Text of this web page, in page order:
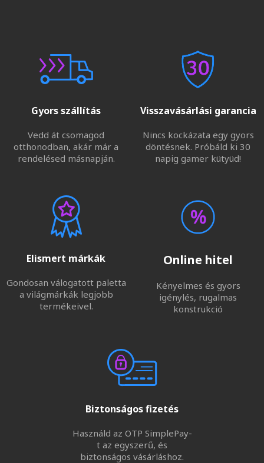
Gyors szállítás
Vedd át csomagod
otthonodban, akár már a
rendelésed másnapján.
Visszavásárlási garancia
Nincs kockázata egy gyors
döntésnek. Próbáld ki 30
napig gamer kütyüd!
Elismert márkák
Gondosan válogatott paletta
a világmárkák legjobb
termékeivel.
Online hitel
Kényelmes és gyors
igénylés, rugalmas
konstrukció
Biztonságos fizetés
Használd az OTP SimplePay-
t az egyszerű, és
biztonságos vásárláshoz.